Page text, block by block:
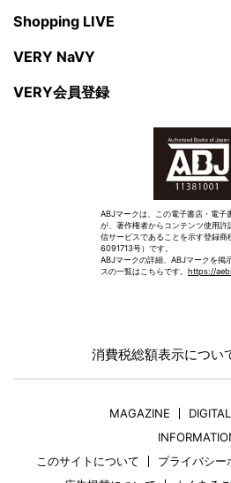
Shopping LIVE
VERY NaVY
VERY会員登録
ABJマークは、この電子書店・電子
が、著作権者からコンテンツ使用許
信サービスであることを示す登録商
6091713号）です。
ABJマークの詳細、ABJマークを掲
スの一覧はこちらです。 https://
消費税総額表示につい
MAGAZINE DIGITAL
このサイトについて
プライバシー